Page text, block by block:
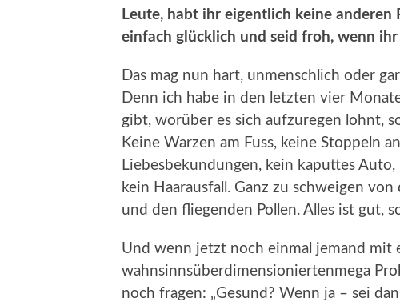
Leute, habt ihr eigentlich keine anderen
einfach glücklich und seid froh, wenn
Das mag nun hart, unmenschlich oder
Denn ich habe in den letzten vier
gibt, worüber es sich aufzuregen lohnt,
Keine Warzen am Fuss, keine Stoppeln
Liebesbekundungen, kein kaputtes
kein Haarausfall. Ganz zu schweigen
und den fliegenden Pollen. Alles ist gut,
Und wenn jetzt noch einmal jemand mit
wahnsinnsüberdimensioniertenmega
noch fragen: „Gesund? Wenn ja – sei